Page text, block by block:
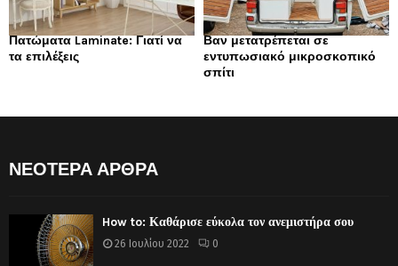
Πατώματα Laminate: Γιατί να
τα επιλέξεις
Βαν μετατρέπεται σε
εντυπωσιακό μικροσκοπικό
σπίτι
ΝΕΟΤΕΡΑ ΑΡΘΡΑ
How to: Καθάρισε εύκολα τον ανεμιστήρα σου
26 Ιουλίου 2022 0